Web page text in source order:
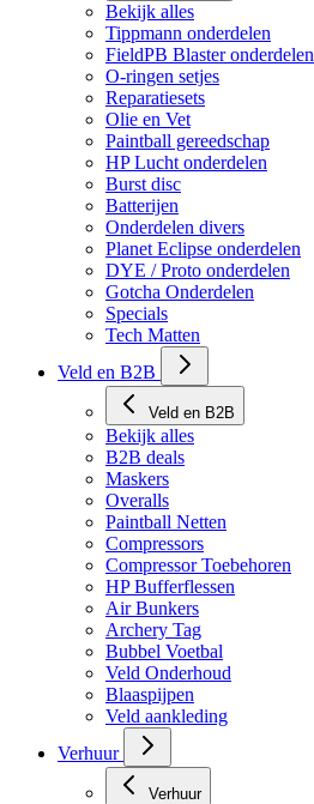
Bekijk alles
Tippmann onderdelen
FieldPB Blaster onderdelen
O-ringen setjes
Reparatiesets
Olie en Vet
Paintball gereedschap
HP Lucht onderdelen
Burst disc
Batterijen
Onderdelen divers
Planet Eclipse onderdelen
DYE / Proto onderdelen
Gotcha Onderdelen
Specials
Tech Matten
Veld en B2B
Veld en B2B
Bekijk alles
B2B deals
Maskers
Overalls
Paintball Netten
Compressors
Compressor Toebehoren
HP Bufferflessen
Air Bunkers
Archery Tag
Bubbel Voetbal
Veld Onderhoud
Blaaspijpen
Veld aankleding
Verhuur
Verhuur